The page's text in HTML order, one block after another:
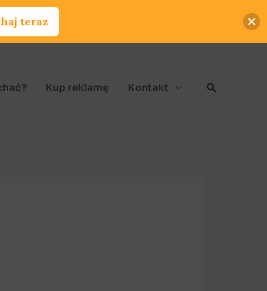
Kup reklamę Kontakt Szukaj
teraz